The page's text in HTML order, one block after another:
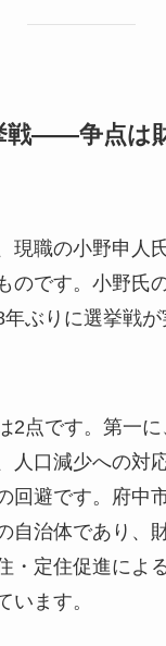
戦——争点は
現職の小野申人
のです。小野氏
ぶりに選挙戦
2点です。第一
人口減少への対
回避です。府中
自治体であり、
・定住促進によ
います。